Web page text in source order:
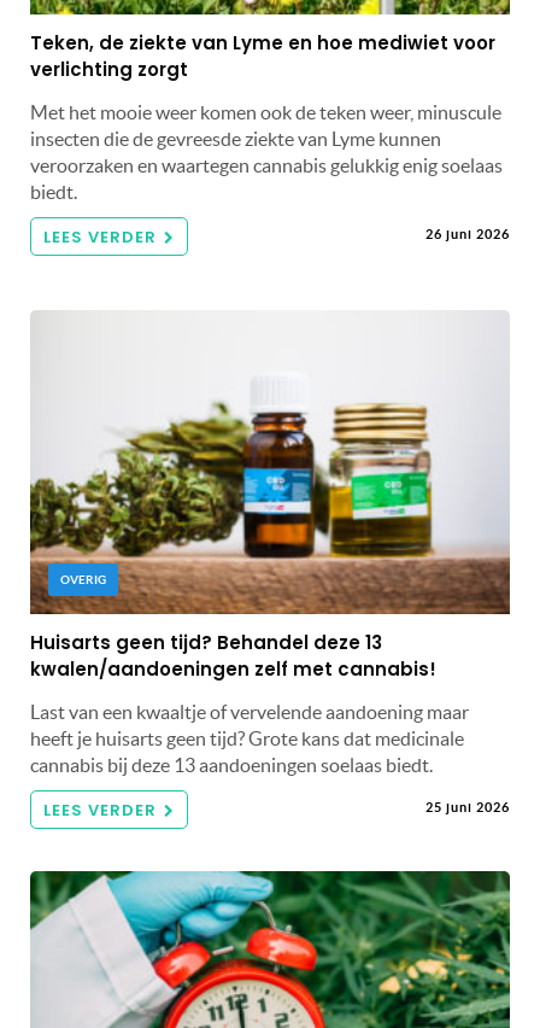
Teken, de ziekte van Lyme en hoe mediwiet voor
verlichting zorgt
Met het mooie weer komen ook de teken weer, minuscule
insecten die de gevreesde ziekte van Lyme kunnen
veroorzaken en waartegen cannabis gelukkig enig soelaas
biedt.
LEES VERDER 26 juni 2026
OVERIG
Huisarts geen tijd? Behandel deze 13
kwalen/aandoeningen zelf met cannabis!
Last van een kwaaltje of vervelende aandoening maar
heeft je huisarts geen tijd? Grote kans dat medicinale
cannabis bij deze 13 aandoeningen soelaas biedt.
LEES VERDER 25 juni 2026